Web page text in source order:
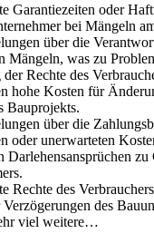
Garantiezeiten oder
bei Mängeln
über die
Mängeln, was zu
Rechte des
hohe Kosten für
Bauprojekts.
über die
oder unerwarteten
Darlehensansprüchen zu
Rechte des
des
viel weitere…